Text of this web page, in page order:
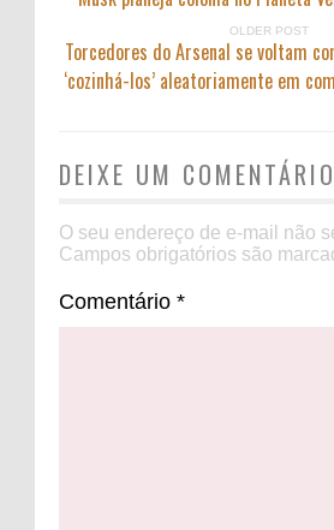
OLDER POST
Torcedores do Arsenal se voltam
‘cozinhá-los’ aleatoriamente em
DEIXE UM COMENTÁRIO
O seu endereço de e-mail não
Campos obrigatórios são
Comentário *